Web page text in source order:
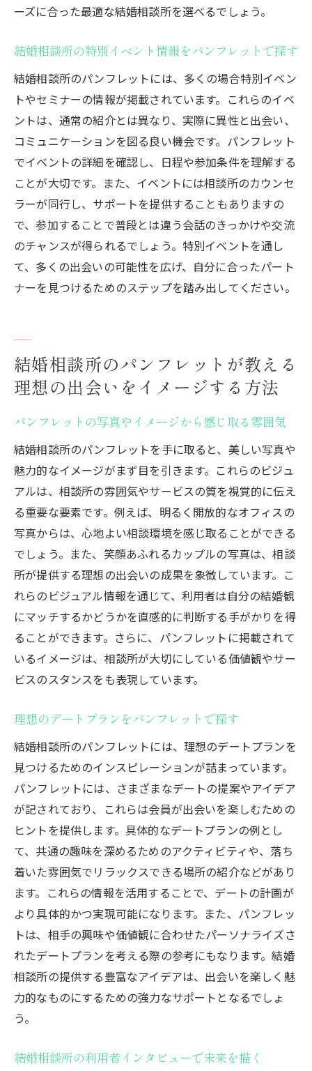
ーズに合った最適な結婚相談所を選べるでしょう。
結婚相談所の特別イベント情報をパンフレットで探す
結婚相談所のパンフレットには、多くの場合特別イベン
トやセミナーの情報が掲載されています。これらのイベ
ントは、通常の紹介とは異なり、実際に異性と出会い、
コミュニケーションを図る良い機会です。パンフレット
でイベントの詳細を確認し、日程や参加条件を理解する
ことが大切です。また、イベントには相談所のカウンセ
ラーが同行し、サポートを提供することもありますの
で、参加することで普段とは違う会話のきっかけや交流
のチャンスが得られるでしょう。特別イベントを通し
て、多くの出会いの可能性を広げ、自分に合ったパート
ナーを見つけるためのステップを踏み出してください。
結婚相談所のパンフレットが教える
理想の出会いをイメージする方法
パンフレットの写真やイメージから感じ取る雰囲気
結婚相談所のパンフレットを手に取ると、美しい写真や
魅力的なイメージがまず目を引きます。これらのビジュ
アルは、相談所の雰囲気やサービスの質を視覚的に伝え
る重要な要素です。例えば、明るく開放的なオフィスの
写真からは、心地よい相談環境を感じ取ることができる
でしょう。また、笑顔あふれるカップルの写真は、相談
所が提供する理想の出会いの成果を象徴しています。こ
れらのビジュアル情報を通じて、利用者は自分の結婚観
にマッチするかどうかを直感的に判断する手がかりを得
ることができます。さらに、パンフレットに掲載されて
いるイメージは、相談所が大切にしている価値観やサー
ビスのスタンスをも表現しています。
理想のデートプランをパンフレットで探す
結婚相談所のパンフレットには、理想のデートプランを
見つけるためのインスピレーションが詰まっています。
パンフレットには、さまざまなデートの提案やアイデア
が記されており、これらは会員が出会いを楽しむための
ヒントを提供します。具体的なデートプランの例とし
て、共通の趣味を深めるためのアクティビティや、落ち
着いた雰囲気でリラックスできる場所の紹介などがあり
ます。これらの情報を活用することで、デートの計画が
より具体的かつ実現可能になります。また、パンフレッ
トは、相手の興味や価値観に合わせたパーソナライズさ
れたデートプランを考える際の参考にもなります。結婚
相談所の提供する豊富なアイデアは、出会いを楽しく魅
力的なものにするための強力なサポートとなるでしょ
う。
結婚相談所の利用者インタビューで未来を描く